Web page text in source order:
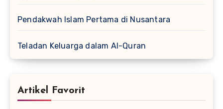
Pendakwah Islam Pertama di Nusantara
Teladan Keluarga dalam Al-Quran
Artikel Favorit